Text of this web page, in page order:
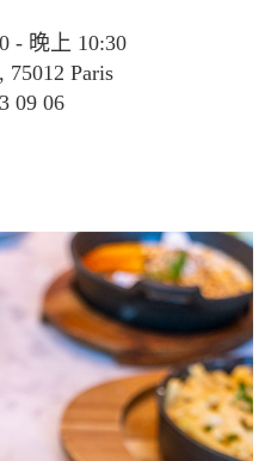
- 晚上 10:30
75012 Paris
09 06